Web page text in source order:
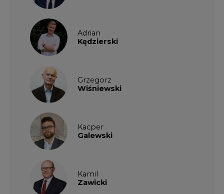
Adrian
Kędzierski
Grzegorz
Wiśniewski
Kacper
Galewski
Kamil
Zawicki